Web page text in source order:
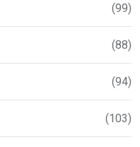
(99)
(88)
(94)
(103)